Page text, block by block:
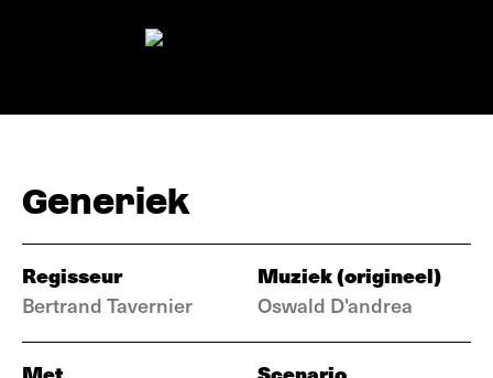
Generiek
Regisseur
Bertrand Tavernier
Muziek (origineel)
Oswald D'andrea